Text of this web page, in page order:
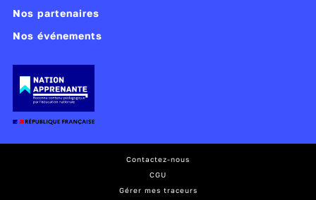
Nos partenaires
Nos événements
Contactez-nous
CGU
Gérer mes traceurs